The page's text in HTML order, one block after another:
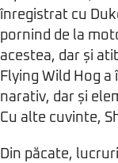
înregistrat cu
pornind de la
acestea, dar și
Flying Wild Hog
narativ, dar și
Cu alte cuvinte,
Din păcate,